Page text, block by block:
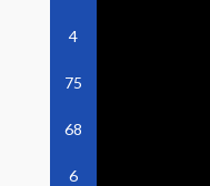
4
75
68
6